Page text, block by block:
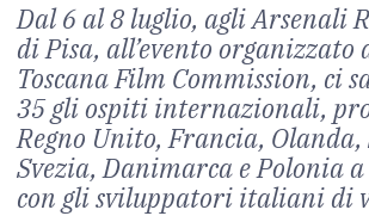
Dal 6 al 8 luglio, agli Arsenali
di Pisa, all’evento organizzato
Toscana Film Commission, ci
35 gli ospiti internazionali,
Regno Unito, Francia, Olanda,
Svezia, Danimarca e Polonia
con gli sviluppatori italiani di